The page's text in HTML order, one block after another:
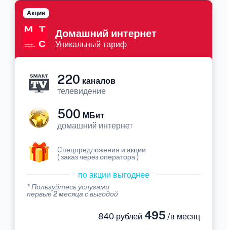
Домашний интернет
Уникальный тариф
Акция
220 каналов
телевидение
500 МБит
домашний интернет
Cпецпредложения и акции
( заказ через оператора )
по акции выгоднее
* Пользуйтесь услугами
первые 2 месяца с выгодой
840 рублей495 /в месяц